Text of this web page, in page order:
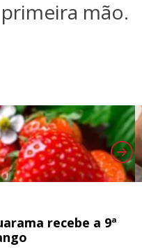
mão.
recebe a 9ª